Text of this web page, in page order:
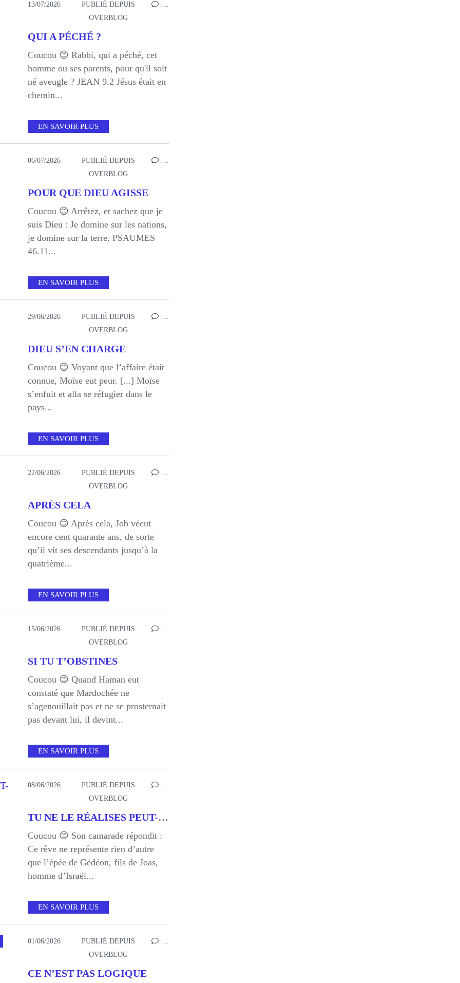
13/07/2026
PUBLIÉ DEPUIS
OVERBLOG
…
QUI A PÉCHÉ ?
Coucou 😊 Rabbi, qui a péché, cet
homme ou ses parents, pour qu'il soit
né aveugle ? JEAN 9.2 Jésus était en
chemin...
EN SAVOIR PLUS
06/07/2026
PUBLIÉ DEPUIS
OVERBLOG
…
POUR QUE DIEU AGISSE
Coucou 😊 Arrêtez, et sachez que je
suis Dieu : Je domine sur les nations,
je domine sur la terre. PSAUMES
46.11...
EN SAVOIR PLUS
29/06/2026
PUBLIÉ DEPUIS
OVERBLOG
…
DIEU S’EN CHARGE
Coucou 😊 Voyant que l’affaire était
connue, Moïse eut peur. [...] Moïse
s’enfuit et alla se réfugier dans le
pays...
EN SAVOIR PLUS
22/06/2026
PUBLIÉ DEPUIS
OVERBLOG
…
APRÈS CELA
Coucou 😊 Après cela, Job vécut
encore cent quarante ans, de sorte
qu’il vit ses descendants jusqu’à la
quatrième...
EN SAVOIR PLUS
15/06/2026
PUBLIÉ DEPUIS
OVERBLOG
…
SI TU T’OBSTINES
Coucou 😊 Quand Haman eut
constaté que Mardochée ne
s’agenouillait pas et ne se prosternait
pas devant lui, il devint...
EN SAVOIR PLUS
08/06/2026
PUBLIÉ DEPUIS
OVERBLOG
…
TU NE LE RÉALISES PEUT-ÊTRE PAS
Coucou 😊 Son camarade répondit :
Ce rêve ne représente rien d’autre
que l’épée de Gédéon, fils de Joas,
homme d’Israël...
EN SAVOIR PLUS
01/06/2026
PUBLIÉ DEPUIS
OVERBLOG
…
CE N’EST PAS LOGIQUE